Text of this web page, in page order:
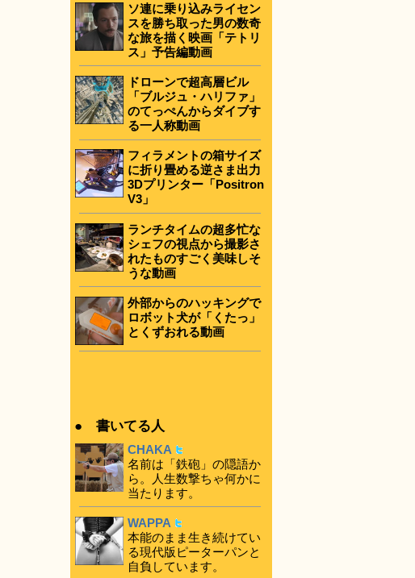
ソ連に乗り込みライセン
スを勝ち取った男の数奇
な旅を描く映画「テトリ
ス」予告編動画
ドローンで超高層ビル
「ブルジュ・ハリファ」
のてっぺんからダイブす
る一人称動画
フィラメントの箱サイズ
に折り畳める逆さま出力
3Dプリンター「Positron
V3」
ランチタイムの超多忙な
シェフの視点から撮影さ
れたものすごく美味しそ
うな動画
外部からのハッキングで
ロボット犬が「くたっ」
とくずおれる動画
● 書いてる人
CHAKA
名前は「鉄砲」の隠語か
ら。人生数撃ちゃ何かに
当たります。
WAPPA
本能のまま生き続けてい
る現代版ピーターパンと
自負しています。